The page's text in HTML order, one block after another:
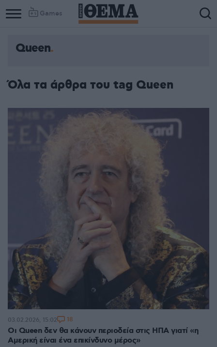
Games
Queen
Όλα τα άρθρα του tag Queen
Οι Queen δεν θα κάνουν περιοδεία στις ΗΠΑ γιατί «η
Αμερική είναι ένα επικίνδυνο μέρος»
03.02.2026, 15:02 18